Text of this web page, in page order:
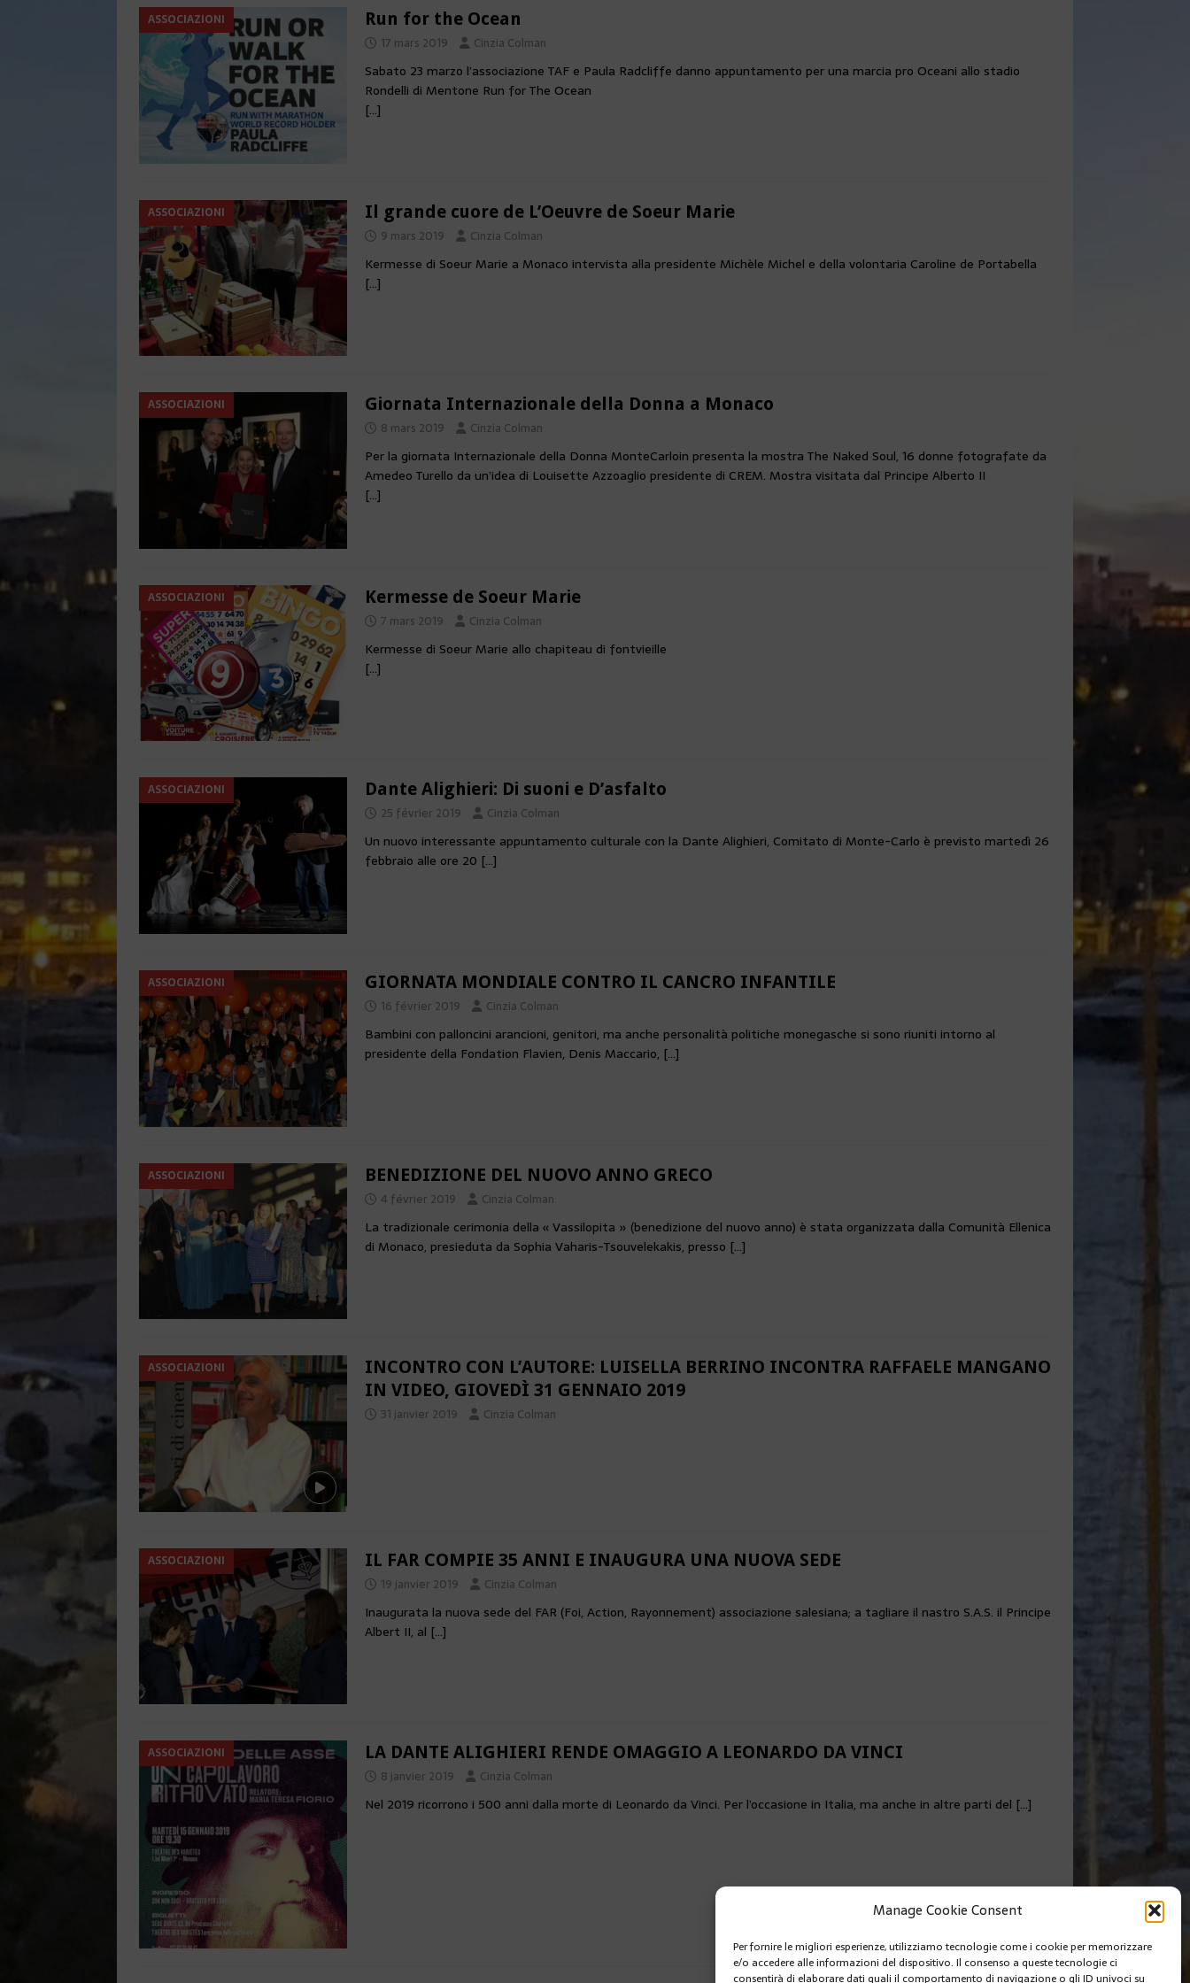
Manage Cookie Consent
Per fornire le migliori esperienze, utilizziamo tecnologie come i cookie per memorizzare
e/o accedere alle informazioni del dispositivo. Il consenso a queste tecnologie ci
consentirà di elaborare dati quali il comportamento di navigazione o gli ID univoci su
ASSOCIAZIONI Run for the Ocean
17 mars 2019 Cinzia Colman
Sabato 23 marzo l’associazione TAF e Paula Radcliffe danno appuntamento per una marcia pro Oceani allo stadio
Rondelli di Mentone Run for The Ocean
[…]
ASSOCIAZIONI Il grande cuore de L’Oeuvre de Soeur Marie
9 mars 2019 Cinzia Colman
Kermesse di Soeur Marie a Monaco intervista alla presidente Michèle Michel e della volontaria Caroline de Portabella
[…]
ASSOCIAZIONI Giornata Internazionale della Donna a Monaco
8 mars 2019 Cinzia Colman
Per la giornata Internazionale della Donna MonteCarloin presenta la mostra The Naked Soul , 16 donne fotografate da
Amedeo Turello da un’idea di Louisette Azzoaglio presidente di CREM. Mostra visitata dal Principe Alberto II
[…]
ASSOCIAZIONI Kermesse de Soeur Marie
7 mars 2019 Cinzia Colman
Kermesse di Soeur Marie allo chapiteau di fontvieille
[…]
ASSOCIAZIONI Dante Alighieri: Di suoni e D’asfalto
25 février 2019 Cinzia Colman
Un nuovo interessante appuntamento culturale con la Dante Alighieri, Comitato di Monte-Carlo è previsto martedì 26
febbraio alle ore 20 […]
ASSOCIAZIONI GIORNATA MONDIALE CONTRO IL CANCRO INFANTILE
16 février 2019 Cinzia Colman
Bambini con palloncini arancioni, genitori, ma anche personalità politiche monegasche si sono riuniti intorno al
presidente della Fondation Flavien, Denis Maccario, […]
ASSOCIAZIONI BENEDIZIONE DEL NUOVO ANNO GRECO
4 février 2019 Cinzia Colman
La tradizionale cerimonia della « Vassilopita » (benedizione del nuovo anno) è stata organizzata dalla Comunità Ellenica
di Monaco, presieduta da Sophia Vaharis-Tsouvelekakis, presso […]
ASSOCIAZIONI
INCONTRO CON L’AUTORE: LUISELLA BERRINO INCONTRA RAFFAELE MANGANO
IN VIDEO, GIOVEDÌ 31 GENNAIO 2019
31 janvier 2019 Cinzia Colman
ASSOCIAZIONI IL FAR COMPIE 35 ANNI E INAUGURA UNA NUOVA SEDE
19 janvier 2019 Cinzia Colman
Inaugurata la nuova sede del FAR (Foi, Action, Rayonnement) associazione salesiana; a tagliare il nastro S.A.S. il Principe
Albert II, al […]
ASSOCIAZIONI LA DANTE ALIGHIERI RENDE OMAGGIO A LEONARDO DA VINCI
8 janvier 2019 Cinzia Colman
Nel 2019 ricorrono i 500 anni dalla morte di Leonardo da Vinci. Per l’occasione in Italia, ma anche in altre parti del […]